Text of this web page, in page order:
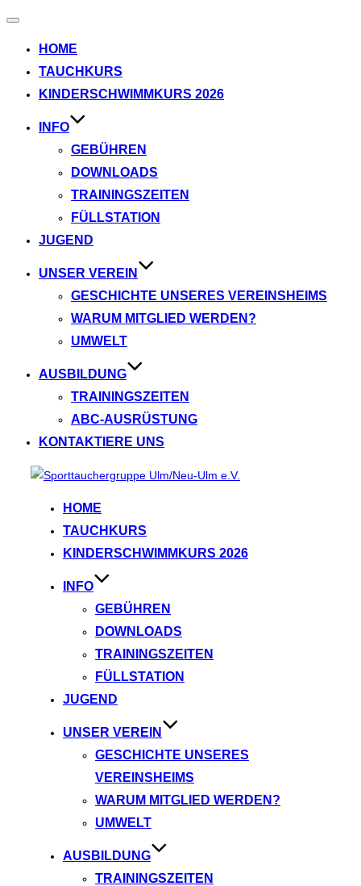
Navigation
HOME
TAUCHKURS
KINDERSCHWIMMKURS 2026
INFO
GEBÜHREN
DOWNLOADS
TRAININGSZEITEN
FÜLLSTATION
JUGEND
UNSER VEREIN
GESCHICHTE UNSERES VEREINSHEIMS
WARUM MITGLIED WERDEN?
UMWELT
AUSBILDUNG
TRAININGSZEITEN
ABC‑AUSRÜSTUNG
KONTAKTIERE UNS
HOME
TAUCHKURS
KINDERSCHWIMMKURS 2026
INFO
GEBÜHREN
DOWNLOADS
TRAININGSZEITEN
FÜLLSTATION
JUGEND
UNSER VEREIN
GESCHICHTE UNSERES
VEREINSHEIMS
WARUM MITGLIED WERDEN?
UMWELT
AUSBILDUNG
TRAININGSZEITEN